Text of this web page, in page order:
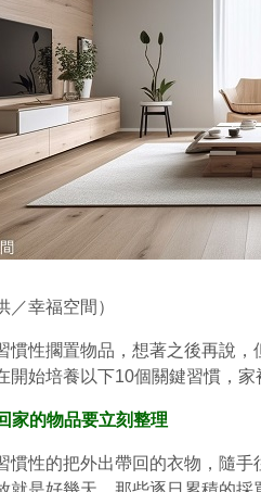
／幸福空間）
慣性擱置物品，想著之後再說，
開始培養以下10個關鍵習慣，家
家的物品要立刻整理
慣性的把外出帶回的衣物，隨手